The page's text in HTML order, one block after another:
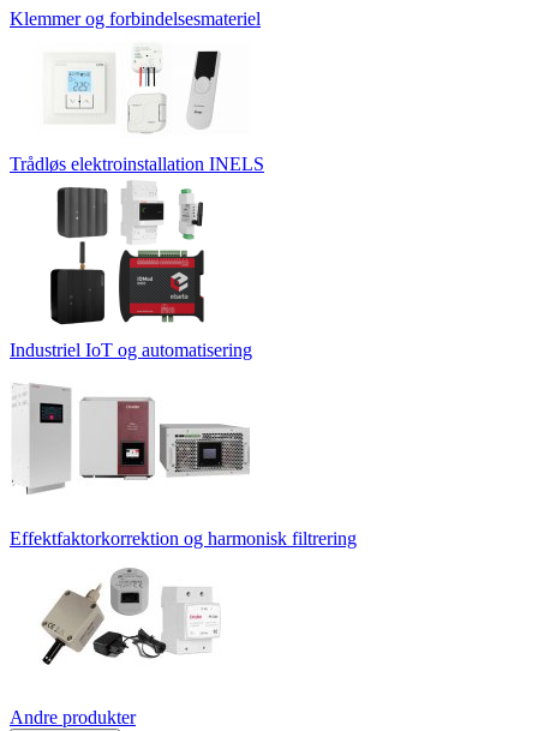
Klemmer og forbindelsesmateriel
Trådløs elektroinstallation INELS
Industriel IoT og automatisering
Effektfaktorkorrektion og harmonisk filtrering
Andre produkter